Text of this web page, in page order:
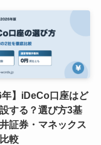
年】iDeCo口座はど
する？選び方3基
証券・マネックス
較